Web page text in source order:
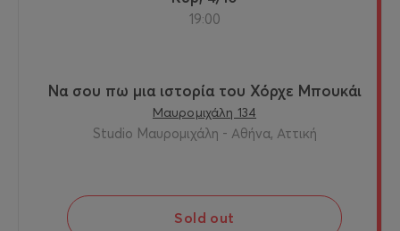
19:00
Να σου πω μια ιστορία του Χόρχε Μπουκάι
Μαυρομιχάλη 134
Studio Μαυρομιχάλη - Αθήνα, Αττική
Sold out